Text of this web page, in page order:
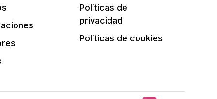
Políticas de
privacidad
Políticas de cookies